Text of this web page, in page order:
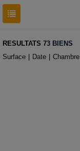
RESULTATS 73 BIENS
Surface
Date Chambre